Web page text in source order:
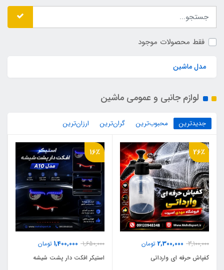
فقط محصولات موجود
مدل ماشین
لوازم جانبی و عمومی ماشین
جدیدترین محبوب‌ترین گران‌ترین ارزان‌ترین
26٪
3,100,000
2,300,000 تومان
کفپاش حرفه ای وارداتی
16٪
1,650,000
1,400,000 تومان
استیکر افکت دار پشت شیشه